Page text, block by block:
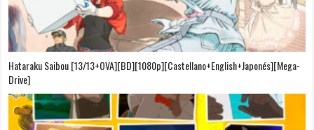
Hataraku Saibou [13/13+OVA][BD][1080p][Castellano+English+Japonés][Mega-
Drive]